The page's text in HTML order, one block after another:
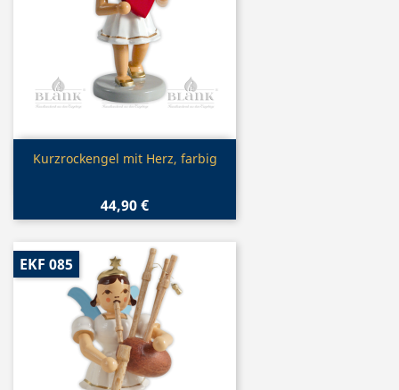
Vorschau
Kurzrockengel mit Herz, farbig
44,90 €
EKF 085